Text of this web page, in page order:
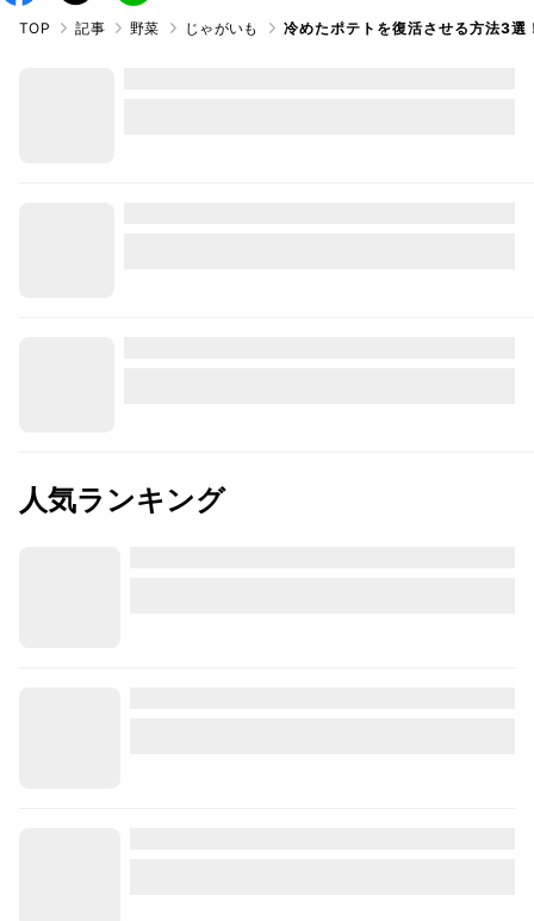
TOP 記事 野菜 じゃがいも 冷めたポテトを復活させる方法3選
人気ランキング